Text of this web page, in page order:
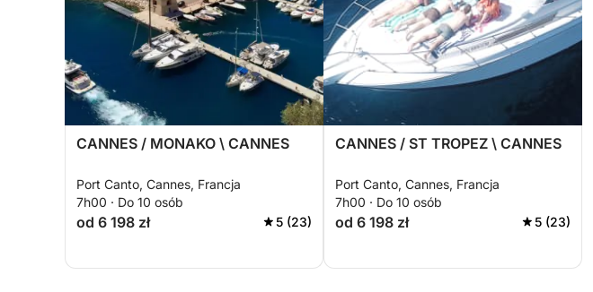
CANNES / MONAKO \ CANNES
Port Canto, Cannes, Francja
7h00 · Do 10 osób
od 6 198 zł 5 (23)
CANNES / ST TROPEZ \ CANNES
Port Canto, Cannes, Francja
7h00 · Do 10 osób
od 6 198 zł 5 (23)